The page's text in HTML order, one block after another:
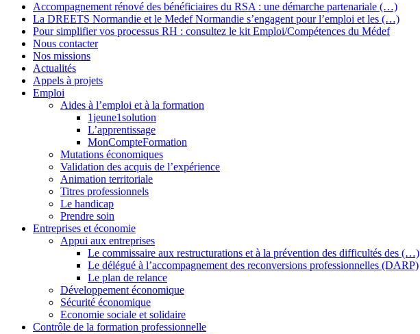
Accompagnement rénové des bénéficiaires du RSA : une démarche partenariale (…)
La DREETS Normandie et le Medef Normandie s’engagent pour l’emploi et les (…)
Pour simplifier vos processus RH : consultez le kit Emploi/Compétences du Médef
Nous contacter
Nos missions
Actualités
Appels à projets
Emploi
Aides à l’emploi et à la formation
1jeune1solution
L’apprentissage
MonCompteFormation
Mutations économiques
Validation des acquis de l’expérience
Animation territoriale
Titres professionnels
Le handicap
Prendre soin
Entreprises et économie
Appui aux entreprises
Le commissaire aux restructurations et à la prévention des difficultés des (…)
Le délégué à l’accompagnement des reconversions professionnelles (DARP)
Le plan de relance
Développement économique
Sécurité économique
Economie sociale et solidaire
Contrôle de la formation professionnelle